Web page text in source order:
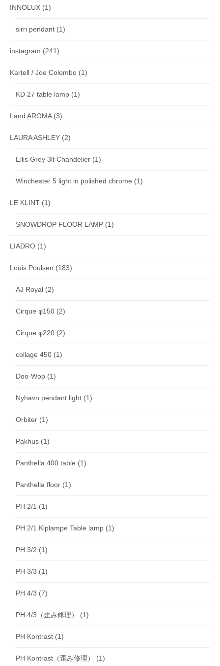
INNOLUX (1)
sirri pendant (1)
instagram (241)
Kartell / Joe Colombo (1)
KD 27 table lamp (1)
Land AROMA(3)
LAURA ASHLEY (2)
Ellis Grey 3lt Chandelier (1)
Winchester 5 light in polished chrome (1)
LE KLINT (1)
SNOWDROP FLOOR LAMP (1)
LIADRO (1)
Louis Poulsen (183)
AJ Royal (2)
Cirque φ150 (2)
Cirque φ220 (2)
collage 450 (1)
Doo-Wop (1)
Nyhavn pendant light (1)
Orbiter (1)
Pakhus (1)
Panthella 400 table (1)
Panthella floor (1)
PH 2/1 (1)
PH 2/1 Kiplampe Table lamp (1)
PH 3/2 (1)
PH 3/3 (1)
PH 4/3 (7)
PH 4/3（歪み修理） (1)
PH Kontrast (1)
PH Kontrast（歪み修理） (1)